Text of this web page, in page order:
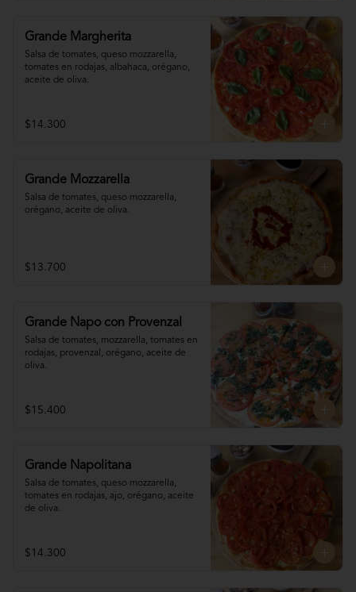
Grande Margherita
Salsa de tomates, queso mozzarella,
tomates en rodajas, albahaca, orégano,
aceite de oliva.
$14.300
Grande Mozzarella
Salsa de tomates, queso mozzarella,
orégano, aceite de oliva.
$13.700
Grande Napo con Provenzal
Salsa de tomates, mozzarella, tomates en
rodajas, provenzal, orégano, aceite de
oliva.
$15.400
Grande Napolitana
Salsa de tomates, queso mozzarella,
tomates en rodajas, ajo, orégano, aceite
de oliva.
$14.300